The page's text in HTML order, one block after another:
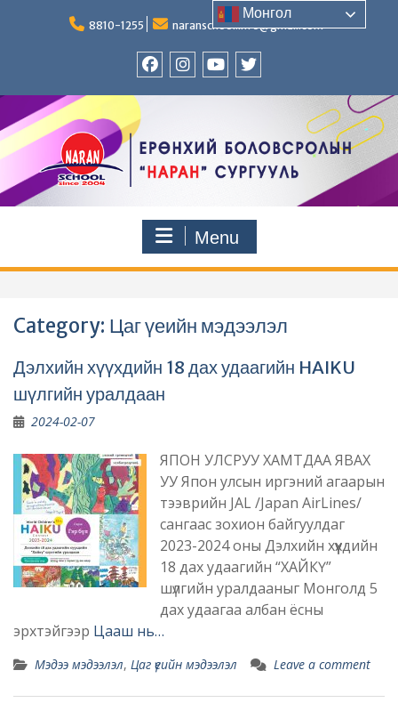
8810-1255 naranschool.info@gmail.com
Menu
Category: Цаг үеийн мэдээлэл
Дэлхийн хүүхдийн 18 дах удаагийн HAIKU
шүлгийн уралдаан
2024-02-07
ЯПОН УЛСРУУ ХАМТДАА ЯВАХ
УУ Япон улсын иргэний агаарын
тээврийн JAL /Japan AirLines/
сангаас зохион байгуулдаг
2023-2024 оны Дэлхийн хүүхдийн
18 дах удаагийн “ХАЙКҮ”
шүлгийн уралдааныг Монголд 5
дах удаагаа албан ёсны
эрхтэйгээр Цааш нь…
Мэдээ мэдээлэл, Цаг үеийн мэдээлэл Leave a comment
Монгол